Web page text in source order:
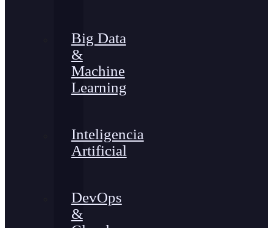
Big Data
&
Machine
Learning
Inteligencia
Artificial
DevOps
&